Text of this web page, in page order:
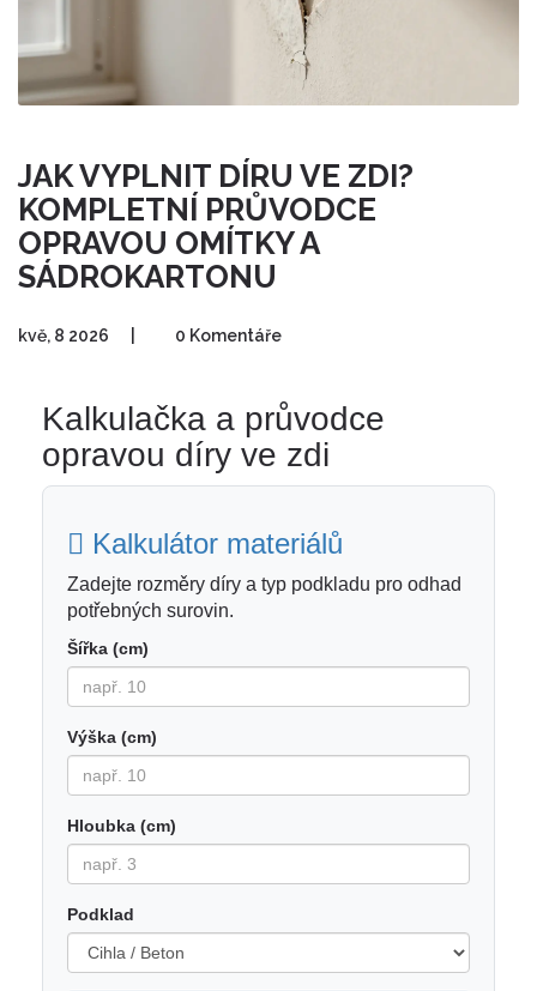
JAK VYPLNIT DÍRU VE ZDI?
KOMPLETNÍ PRŮVODCE
OPRAVOU OMÍTKY A
SÁDROKARTONU
kvě, 8 2026 0 Komentáře
Kalkulačka a průvodce
opravou díry ve zdi
Kalkulátor materiálů
Zadejte rozměry díry a typ podkladu pro odhad
potřebných surovin.
Šířka (cm)
Výška (cm)
Hloubka (cm)
Podklad